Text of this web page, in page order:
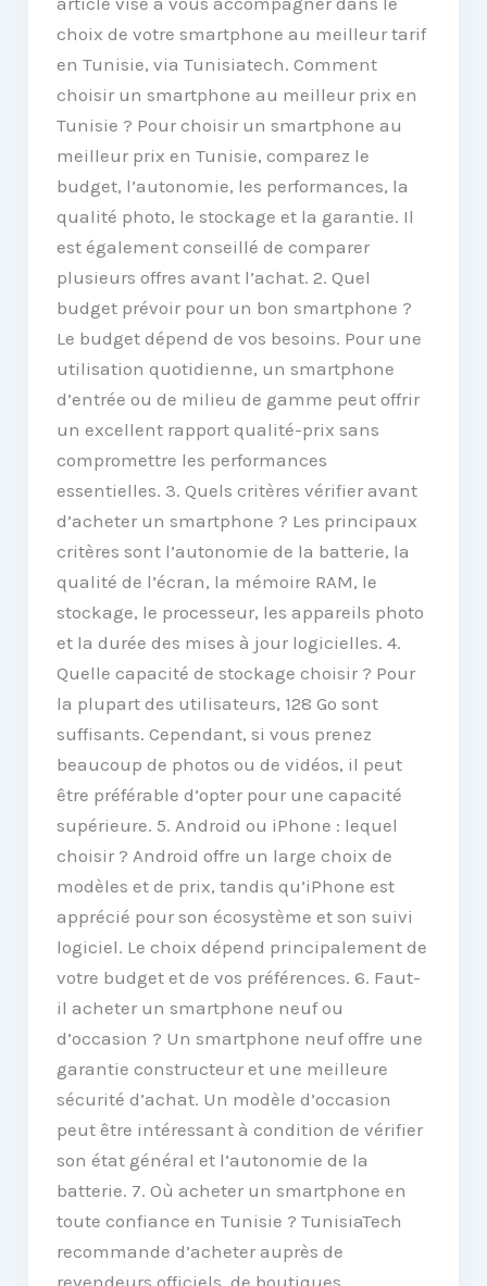
choix de votre smartphone au meilleur tarif
en Tunisie, via Tunisiatech. Comment
choisir un smartphone au meilleur prix en
Tunisie ? Pour choisir un smartphone au
meilleur prix en Tunisie, comparez le
budget, l’autonomie, les performances, la
qualité photo, le stockage et la garantie. Il
est également conseillé de comparer
plusieurs offres avant l’achat. 2. Quel
budget prévoir pour un bon smartphone ?
Le budget dépend de vos besoins. Pour une
utilisation quotidienne, un smartphone
d’entrée ou de milieu de gamme peut offrir
un excellent rapport qualité-prix sans
compromettre les performances
essentielles. 3. Quels critères vérifier avant
d’acheter un smartphone ? Les principaux
critères sont l’autonomie de la batterie, la
qualité de l’écran, la mémoire RAM, le
stockage, le processeur, les appareils photo
et la durée des mises à jour logicielles. 4.
Quelle capacité de stockage choisir ? Pour
la plupart des utilisateurs, 128 Go sont
suffisants. Cependant, si vous prenez
beaucoup de photos ou de vidéos, il peut
être préférable d’opter pour une capacité
supérieure. 5. Android ou iPhone : lequel
choisir ? Android offre un large choix de
modèles et de prix, tandis qu’iPhone est
apprécié pour son écosystème et son suivi
logiciel. Le choix dépend principalement de
votre budget et de vos préférences. 6. Faut-
il acheter un smartphone neuf ou
d’occasion ? Un smartphone neuf offre une
garantie constructeur et une meilleure
sécurité d’achat. Un modèle d’occasion
peut être intéressant à condition de vérifier
son état général et l’autonomie de la
batterie. 7. Où acheter un smartphone en
toute confiance en Tunisie ? TunisiaTech
recommande d’acheter auprès de